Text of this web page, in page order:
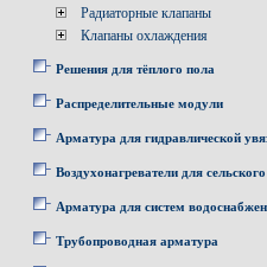
Радиаторные клапаны
Клапаны охлаждения
Решения для тёплого пола
Распределительные модули
Арматура для гидравлической
Воздухонагреватели для
Арматура для систем
Трубопроводная арматура